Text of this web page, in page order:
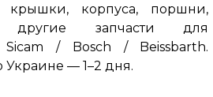
корпуса, поршни,
другие запчасти для
Sicam / Bosch / Beissbarth.
Украине — 1–2 дня.